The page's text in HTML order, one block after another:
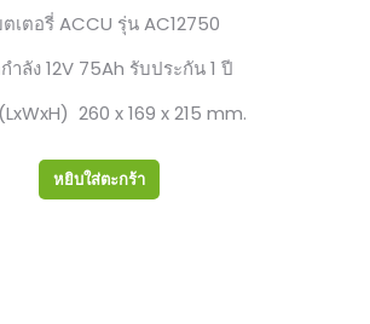
เตอรี่ ACCU รุ่น AC12750
ำลัง 12V 75Ah รับประกัน 1 ปี
260 x 169 x 215 mm.
หยิบใส่ตะกร้า